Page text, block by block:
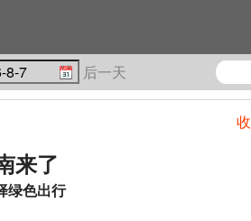
后一天
来了
绿色出行